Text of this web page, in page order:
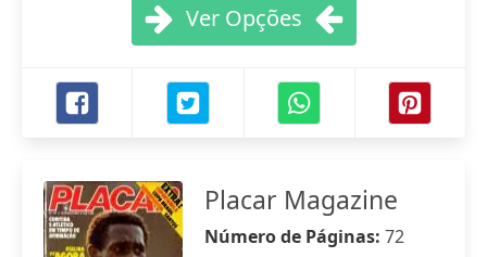
Ver Opções
Placar Magazine
Número de Páginas: 72